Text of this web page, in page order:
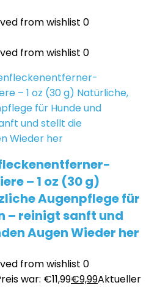
from wishlist 0
from wishlist 0
– 1 oz (30 g)
Augenpflege für
– reinigt sanft und
Augen Wieder her
from wishlist 0
war: €11,99€9,99Aktueller